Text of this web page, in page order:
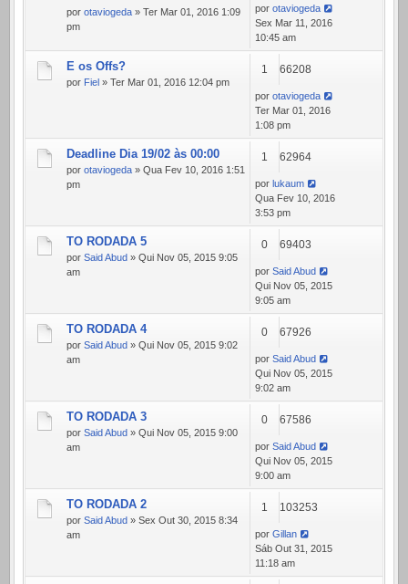
por otaviogeda » Ter Mar 01, 2016 1:09
pm
por otaviogeda
Sex Mar 11, 2016
10:45 am
E os Offs?
por Fiel » Ter Mar 01, 2016 12:04 pm
1 66208
por otaviogeda
Ter Mar 01, 2016
1:08 pm
Deadline Dia 19/02 às 00:00
por otaviogeda » Qua Fev 10, 2016 1:51
pm
1 62964
por lukaum
Qua Fev 10, 2016
3:53 pm
TO RODADA 5
por Said Abud » Qui Nov 05, 2015 9:05
am
0 69403
por Said Abud
Qui Nov 05, 2015
9:05 am
TO RODADA 4
por Said Abud » Qui Nov 05, 2015 9:02
am
0 67926
por Said Abud
Qui Nov 05, 2015
9:02 am
TO RODADA 3
por Said Abud » Qui Nov 05, 2015 9:00
am
0 67586
por Said Abud
Qui Nov 05, 2015
9:00 am
TO RODADA 2
por Said Abud » Sex Out 30, 2015 8:34
am
1 103253
por Gillan
Sáb Out 31, 2015
11:18 am